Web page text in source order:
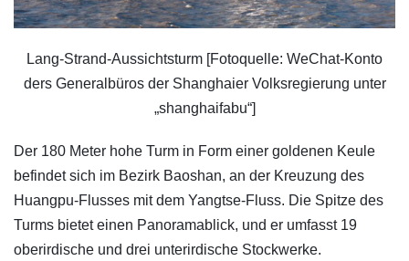
Lang-Strand-Aussichtsturm [Fotoquelle: WeChat-Konto
ders Generalbüros der Shanghaier Volksregierung unter
„shanghaifabu“]
Der 180 Meter hohe Turm in Form einer goldenen Keule
befindet sich im Bezirk Baoshan, an der Kreuzung des
Huangpu-Flusses mit dem Yangtse-Fluss. Die Spitze des
Turms bietet einen Panoramablick, und er umfasst 19
oberirdische und drei unterirdische Stockwerke.